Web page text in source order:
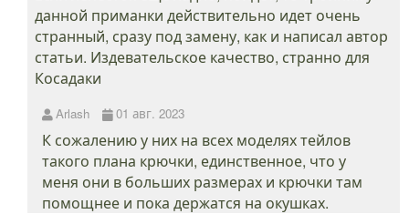
данной приманки действительно идет очень
странный, сразу под замену, как и написал автор
статьи. Издевательское качество, странно для
Косадаки
Arlash 01 авг. 2023
К сожалению у них на всех моделях тейлов
такого плана крючки, единственное, что у
меня они в больших размерах и крючки там
помощнее и пока держатся на окушках.